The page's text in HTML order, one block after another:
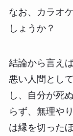
なお、カラオ
しょうか？
結論から言え
悪い人間とし
し、自分が死
らず、無理や
は縁を切った